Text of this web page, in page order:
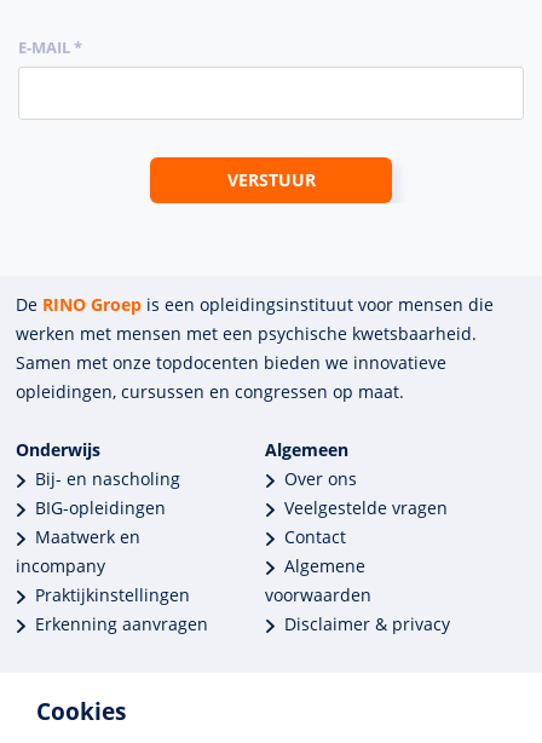
Cookies
E-MAIL *
De RINO Groep is een opleidings­insti­tuut voor mensen die
werken met mensen met een psychische kwets­baar­heid.
Samen met onze top­docenten bieden we innova­tieve
opleidingen, cursussen en congres­sen op maat.
Onderwijs
Bij- en nascholing
BIG-opleidingen
Maatwerk en
incompany
Praktijkinstellingen
Erkenning aanvragen
Algemeen
Over ons
Veelgestelde vragen
Contact
Algemene
voorwaarden
Disclaimer & privacy